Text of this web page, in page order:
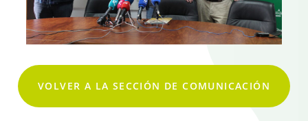
VOLVER A LA SECCIÓN DE COMUNICACIÓN